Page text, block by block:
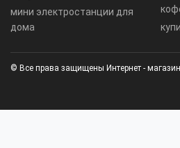
мини электростанции для
дома
© Все права защищены Интернет -